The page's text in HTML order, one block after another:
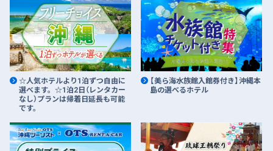
☆人気ホテルより1泊ずつ自由に
選べます。☆1泊2日（レンタカー
なし）プランは帰着日延長も可能
です。
【美ら海水族館入館券付き】沖縄本
島の選べるホテル